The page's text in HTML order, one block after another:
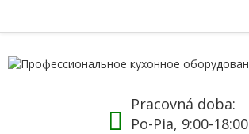
Pracovná doba:
Po-Pia, 9:00-18:00